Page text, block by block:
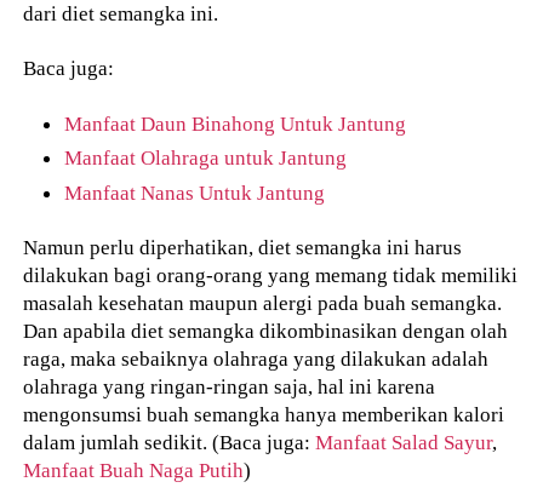
dari diet semangka ini.
Baca juga:
Manfaat Daun Binahong Untuk Jantung
Manfaat Olahraga untuk Jantung
Manfaat Nanas Untuk Jantung
Namun perlu diperhatikan, diet semangka ini harus
dilakukan bagi orang-orang yang memang tidak memiliki
masalah kesehatan maupun alergi pada buah semangka.
Dan apabila diet semangka dikombinasikan dengan olah
raga, maka sebaiknya olahraga yang dilakukan adalah
olahraga yang ringan-ringan saja, hal ini karena
mengonsumsi buah semangka hanya memberikan kalori
dalam jumlah sedikit. (Baca juga:Manfaat Salad Sayur,
Manfaat Buah Naga Putih)